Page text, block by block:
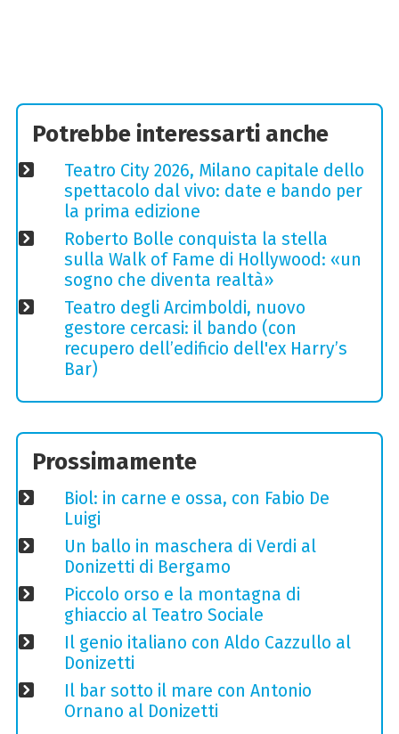
Potrebbe interessarti anche
Teatro City 2026, Milano capitale dello
spettacolo dal vivo: date e bando per
la prima edizione
Roberto Bolle conquista la stella
sulla Walk of Fame di Hollywood: «un
sogno che diventa realtà»
Teatro degli Arcimboldi, nuovo
gestore cercasi: il bando (con
recupero dell’edificio dell'ex Harry’s
Bar)
Prossimamente
Biol: in carne e ossa, con Fabio De
Luigi
Un ballo in maschera di Verdi al
Donizetti di Bergamo
Piccolo orso e la montagna di
ghiaccio al Teatro Sociale
Il genio italiano con Aldo Cazzullo al
Donizetti
Il bar sotto il mare con Antonio
Ornano al Donizetti